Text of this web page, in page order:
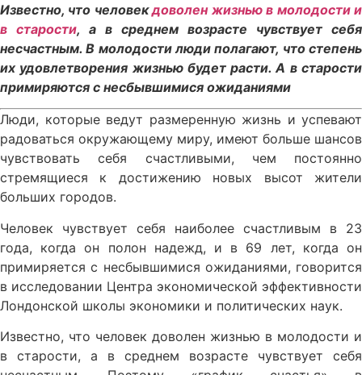
Известно, что человекдоволен жизнью в молодости и
в старости, а в среднем возрасте чувствует себя
несчастным. В молодости люди полагают, что степень
их удовлетворения жизнью будет расти. А в старости
примиряются с несбывшимися ожиданиями
Люди, которые ведут размеренную жизнь и успевают
радоваться окружающему миру, имеют больше шансов
чувствовать себя счастливыми, чем постоянно
стремящиеся к достижению новых высот жители
больших городов.
Человек чувствует себя наиболее счастливым в 23
года, когда он полон надежд, и в 69 лет, когда он
примиряется с несбывшимися ожиданиями, говорится
в исследовании Центра экономической эффективности
Лондонской школы экономики и политических наук.
Известно, что человек доволен жизнью в молодости и
в старости, а в среднем возрасте чувствует себя